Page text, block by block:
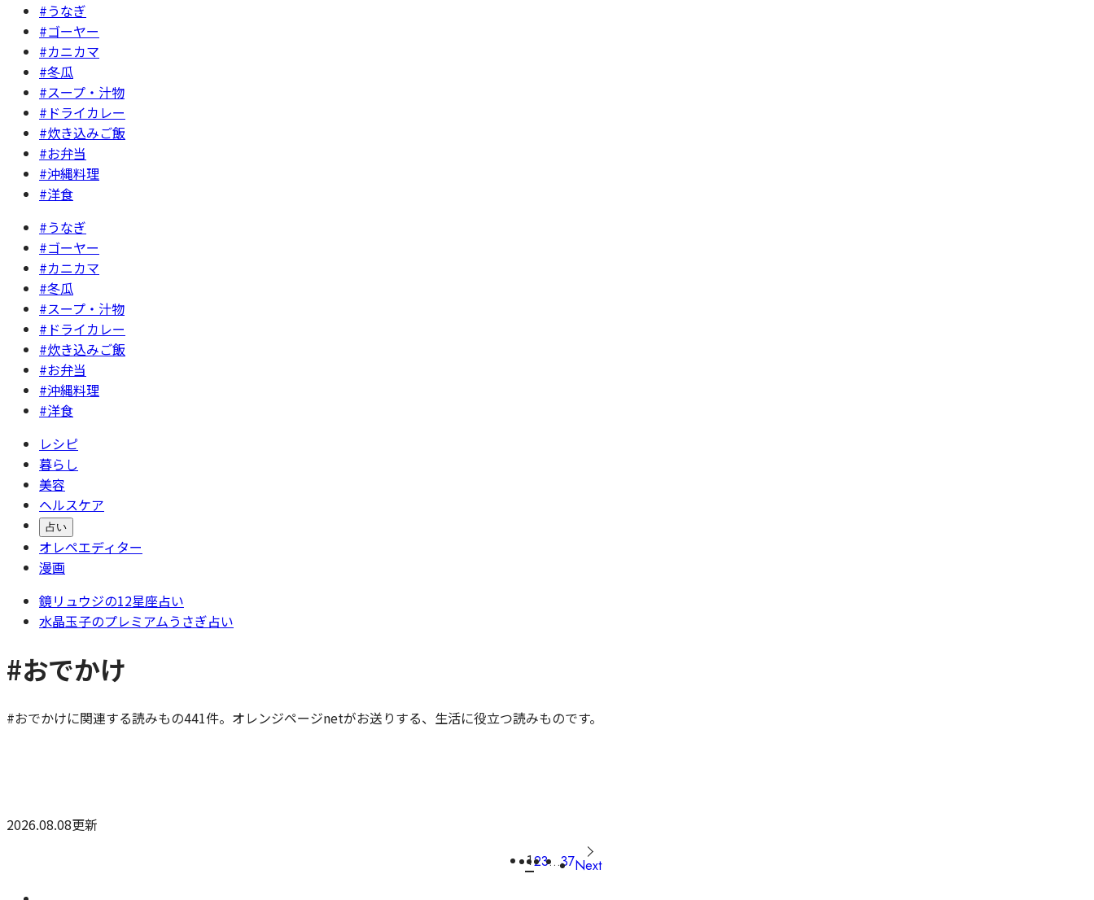
#うなぎ
#ゴーヤー
#カニカマ
#冬瓜
#スープ・汁物
#ドライカレー
#炊き込みご飯
#お弁当
#沖縄料理
#洋食
#うなぎ
#ゴーヤー
#カニカマ
#冬瓜
#スープ・汁物
#ドライカレー
#炊き込みご飯
#お弁当
#沖縄料理
#洋食
レシピ
暮らし
美容
ヘルスケア
占い
オレペエディター
漫画
鏡リュウジの12星座占い
水晶玉子のプレミアムうさぎ占い
#おでかけ
#おでかけに関連する読みもの441件。オレンジページnetがお送りする、生活に役立つ読みものです。
2026.08.08更新
123…37Next